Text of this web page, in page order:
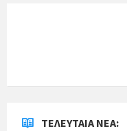
ΤΕΛΕΥΤΑΊΑ ΝΈΑ: